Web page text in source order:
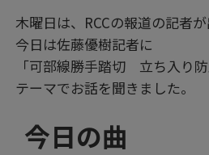
木曜日は、RCCの報道の記者が
今日は佐藤優樹記者に
「可部線勝手踏切 立ち入り
テーマでお話を聞きました。
今日の曲